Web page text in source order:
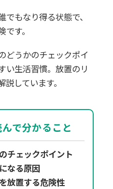
もなり得る状態で、
す。
どうかのチェックポイ
い生活習慣。放置のリ
しています。
で分かること
チェックポイント
なる原因
放置する危険性